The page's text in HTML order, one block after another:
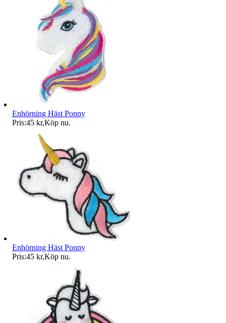
Enhörning Häst Ponny
Pris:45 kr,Köp nu.
Enhörning Häst Ponny
Pris:45 kr,Köp nu.